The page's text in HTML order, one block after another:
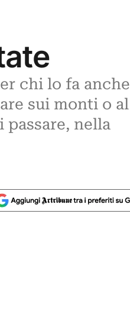
chi lo fa anche
sui monti o al
nella